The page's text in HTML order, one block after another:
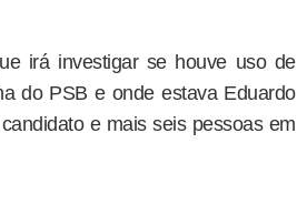
irá investigar se houve uso de
do PSB e onde estava Eduardo
e mais seis pessoas em